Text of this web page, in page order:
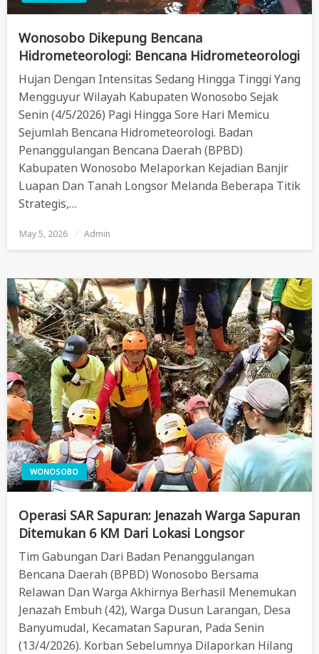
Wonosobo Dikepung Bencana
Hidrometeorologi: Bencana Hidrometeorologi
Hujan Dengan Intensitas Sedang Hingga Tinggi Yang
Mengguyur Wilayah Kabupaten Wonosobo Sejak
Senin (4/5/2026) Pagi Hingga Sore Hari Memicu
Sejumlah Bencana Hidrometeorologi. Badan
Penanggulangan Bencana Daerah (BPBD)
Kabupaten Wonosobo Melaporkan Kejadian Banjir
Luapan Dan Tanah Longsor Melanda Beberapa Titik
Strategis,…
Posted
On
May 5, 2026 Admin
WONOSOBO
Operasi SAR Sapuran: Jenazah Warga Sapuran
Ditemukan 6 KM Dari Lokasi Longsor
Tim Gabungan Dari Badan Penanggulangan
Bencana Daerah (BPBD) Wonosobo Bersama
Relawan Dan Warga Akhirnya Berhasil Menemukan
Jenazah Embuh (42), Warga Dusun Larangan, Desa
Banyumudal, Kecamatan Sapuran, Pada Senin
(13/4/2026). Korban Sebelumnya Dilaporkan Hilang